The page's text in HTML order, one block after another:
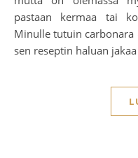
pastaan kermaa tai
Minulle tutuin carbonara
sen reseptin haluan